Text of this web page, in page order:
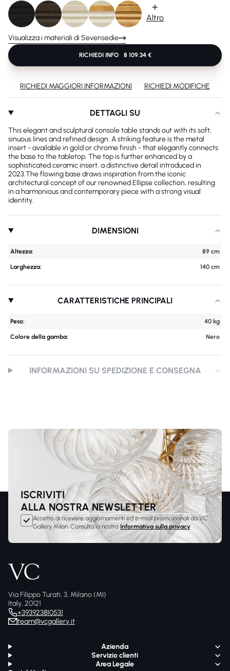
DETTAGLI SU
This elegant and sculptural console table stands out with its soft,
sinuous lines and refined design. A striking feature is the metal
insert - available in gold or chrome finish - that elegantly connects
the base to the tabletop. The top is further enhanced by a
sophisticated ceramic insert, a distinctive detail introduced in
2023.The flowing base draws inspiration from the iconic
architectural concept of our renowned Ellipse collection, resulting
in a harmonious and contemporary piece with a strong visual
identity.
DIMENSIONI
Altezza: 89 cm
Larghezza: 140 cm
CARATTERISTICHE PRINCIPALI
Peso: 40 kg
Colore della gamba: Nero
INFORMAZIONI SU SPEDIZIONE E CONSEGNA
+
Altro
Visualizza i materiali di Sevensedie
RICHIEDI INFO 8 109.34 €
RICHIEDI MAGGIORI INFORMAZIONI RICHIEDI MODIFICHE
ISCRIVITI
ALLA NOSTRA NEWSLETTER
Accetto di ricevere aggiornamenti ed e-mail promozionali da VC
Gallery Milan. Consulta la nostra Informativa sulla privacy
Via Filippo Turati, 3, Milano (MI)
Italy, 20121
+393923810531
team@vcgallery.it
Azienda
Servizio clienti
Area Legale